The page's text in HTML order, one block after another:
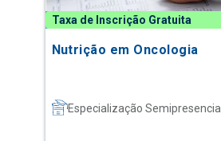
Taxa de Inscrição Gratuita
Nutrição em Oncologia
Especialização Semipresencial